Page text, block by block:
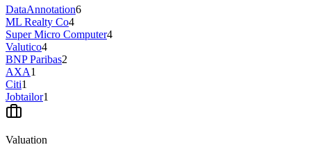
DataAnnotation6
ML Realty Co4
Super Micro Computer4
Valutico4
BNP Paribas2
AXA1
Citi1
Jobtailor1
Valuation